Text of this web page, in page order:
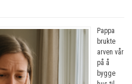
Pappa
brukte
arven vår
på å
bygge